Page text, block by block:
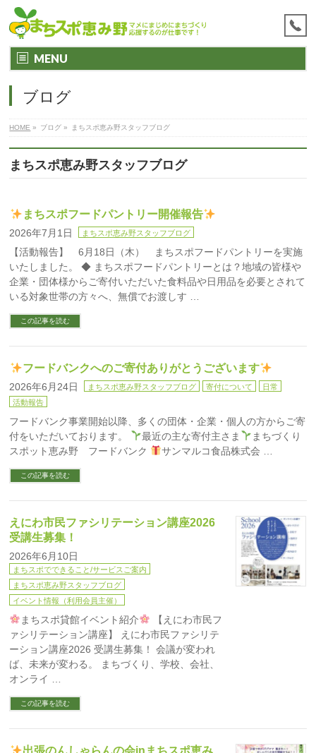
MENU
ブログ
HOME » ブログ » まちスポ恵み野スタッフブログ
まちスポ恵み野スタッフブログ
まちスポフードパントリー開催報告
2026年7月1日 まちスポ恵み野スタッフブログ
【活動報告】 6月18日（木） まちスポフードパントリーを実施
いたしました。 ◆ まちスポフードパントリーとは？地域の皆様や
企業・団体様からご寄付いただいた食料品や日用品を必要とされて
いる対象世帯の方々へ、無償でお渡しす …
この記事を読む
フードバンクへのご寄付ありがとうございます
2026年6月24日 まちスポ恵み野スタッフブログ 寄付について
日常
活動報告
フードバンク事業開始以降、多くの団体・企業・個人の方からご寄
付をいただいております。
最近の主な寄付主さま
まちづくり
スポット恵み野 フードバンク
サンマルコ食品株式会 …
この記事を読む
えにわ市民ファシリテーション講座2026
受講生募集！
2026年6月10日
まちスポでできること/サービスご案内
まちスポ恵み野スタッフブログ
イベント情報（利用会員主催）
まちスポ貸館イベント紹介
【えにわ市民フ
ァシリテーション講座】 えにわ市民ファシリテ
ーション講座2026 受講生募集！ 会議が変われ
ば、未来が変わる。 まちづくり、学校、会社、
オンライ …
この記事を読む
出張のんしゃらんの会inまちスポ恵み